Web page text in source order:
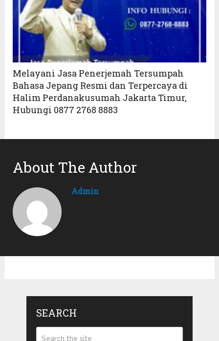
Melayani Jasa Penerjemah Tersumpah
Bahasa Jepang Resmi dan Terpercaya di
Halim Perdanakusumah Jakarta Timur,
Hubungi 0877 2768 8883
About The Author
Admin
SEARCH